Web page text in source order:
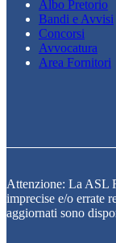
Albo Pretorio
Bandi e Avvisi
Concorsi
Avvocatura
Area Fornitori
Attenzione: La ASL
imprecise e/o errate
aggiornati sono